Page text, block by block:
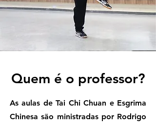
Quem é o professor?
As aulas de Tai Chi Chuan e Esgrima
Chinesa são ministradas por Rodrigo